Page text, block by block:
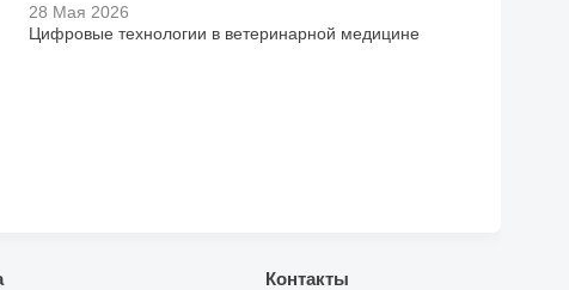
28 Мая 2026
Цифровые технологии в ветеринарной медицине
Контакты